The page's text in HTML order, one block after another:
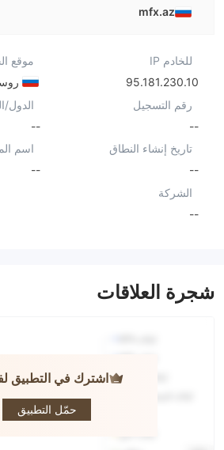
mfx.az
للخادم IP
95.181.230.10
موقع
رقم التسجيل
--
الدول/
--
تاريخ إنشاء النطاق
--
اسم
--
الشركة
--
شجرة العلاقات
اشترك في التطبيق
حمّل التطبيق
Trading